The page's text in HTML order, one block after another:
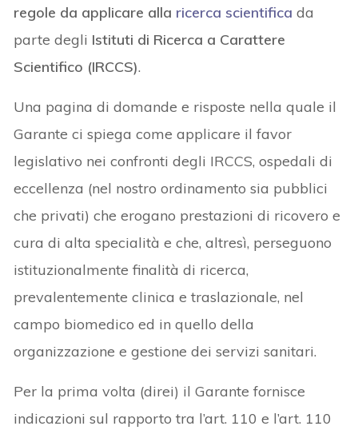
regole da applicare alla ricerca scientifica da
parte degli Istituti di Ricerca a Carattere
Scientifico (IRCCS).
Una pagina di domande e risposte nella quale il
Garante ci spiega come applicare il favor
legislativo nei confronti degli IRCCS, ospedali di
eccellenza (nel nostro ordinamento sia pubblici
che privati) che erogano prestazioni di ricovero e
cura di alta specialità e che, altresì, perseguono
istituzionalmente finalità di ricerca,
prevalentemente clinica e traslazionale, nel
campo biomedico ed in quello della
organizzazione e gestione dei servizi sanitari.
Per la prima volta (direi) il Garante fornisce
indicazioni sul rapporto tra l’art. 110 e l’art. 110